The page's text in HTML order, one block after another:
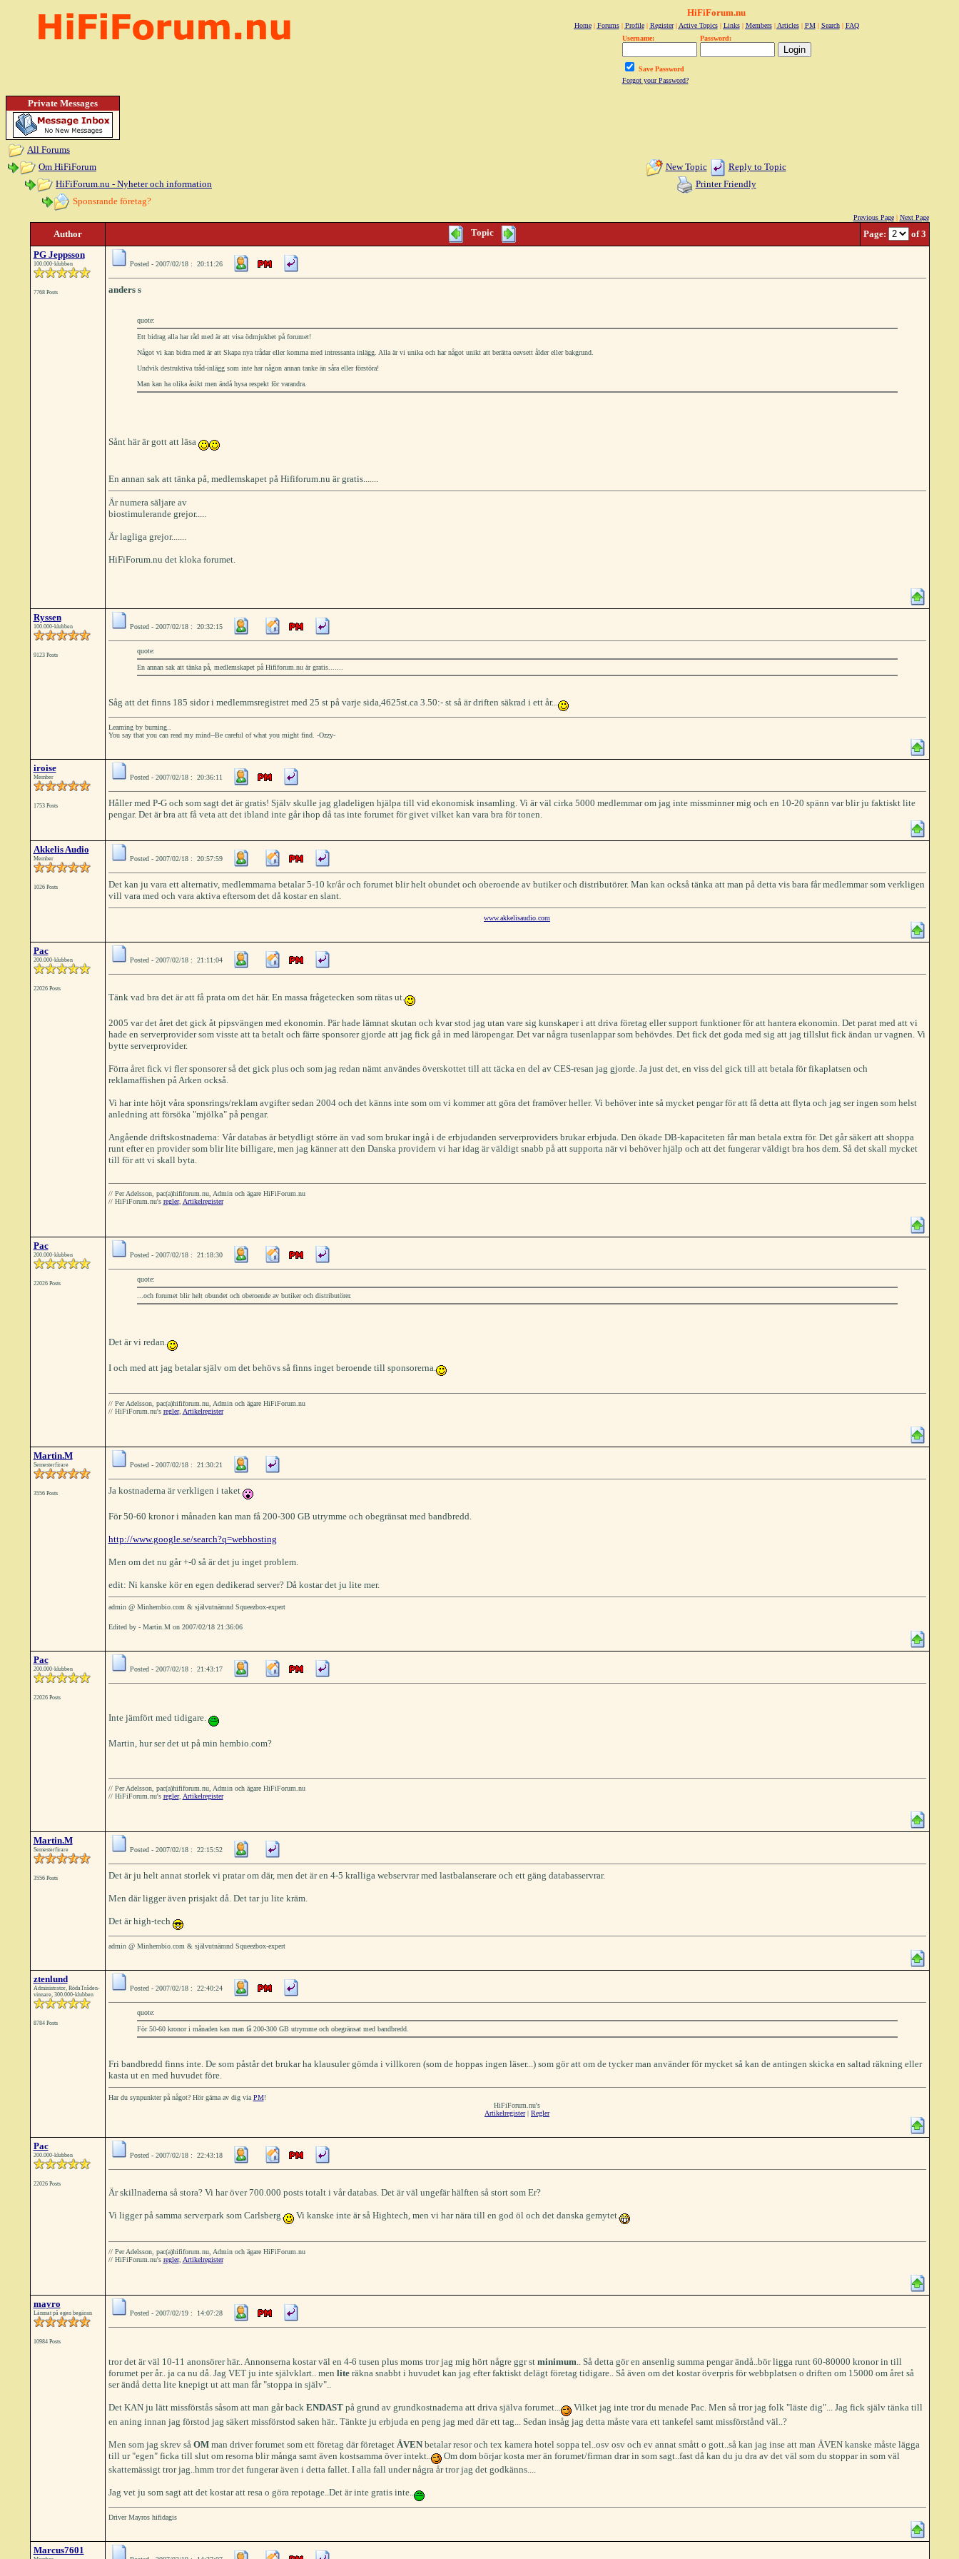
HiFiForum.nu
Home| Forums| Profile| Register| Active Topics| Links| Members| Articles| PM| Search| FAQ
Username:
Password:
Save Password
Forgot your Password?
Private Messages
All Forums
Om HiFiForum
HiFiForum.nu - Nyheter och information
Sponsrande företag?
New Topic
Reply to Topic
Printer Friendly
Previous Page| Next Page
Author Topic Page:
of 3
PG Jeppsson
100.000-klubben
7768 Posts
Posted - 2007/02/18 : 20:11:26
anders s
quote:
Ett bidrag alla har råd med är att visa ödmjukhet på forumet!
Något vi kan bidra med är att Skapa nya trådar eller komma med intressanta inlägg. Alla är vi unika och har något unikt att berätta oavsett ålder eller bakgrund.
Undvik destruktiva tråd-inlägg som inte har någon annan tanke än såra eller förstöra!
Man kan ha olika åsikt men ändå hysa respekt för varandra.
Sånt här är gott att läsa
En annan sak att tänka på, medlemskapet på Hififorum.nu är gratis.......
Är numera säljare av
biostimulerande grejor.....
Är lagliga grejor.......
HiFiForum.nu det kloka forumet.
Ryssen
100.000-klubben
9123 Posts
Posted - 2007/02/18 : 20:32:15
quote:
En annan sak att tänka på, medlemskapet på Hififorum.nu är gratis.......
Såg att det finns 185 sidor i medlemmsregistret med 25 st på varje sida,4625st.ca 3.50:- st så är driften säkrad i ett år...
Learning by burning..
You say that you can read my mind--Be careful of what you might find. -Ozzy-
iroise
Member
1753 Posts
Posted - 2007/02/18 : 20:36:11
Håller med P-G och som sagt det är gratis! Själv skulle jag gladeligen hjälpa till vid ekonomisk insamling. Vi är väl cirka 5000 medlemmar om jag inte missminner mig och en 10-20 spänn var blir ju faktiskt lite
pengar. Det är bra att få veta att det ibland inte går ihop då tas inte forumet för givet vilket kan vara bra för tonen.
Akkelis Audio
Member
1026 Posts
Posted - 2007/02/18 : 20:57:59
Det kan ju vara ett alternativ, medlemmarna betalar 5-10 kr/år och forumet blir helt obundet och oberoende av butiker och distributörer. Man kan också tänka att man på detta vis bara får medlemmar som verkligen
vill vara med och vara aktiva eftersom det då kostar en slant.
www.akkelisaudio.com
Pac
200.000-klubben
22026 Posts
Posted - 2007/02/18 : 21:11:04
Tänk vad bra det är att få prata om det här. En massa frågetecken som rätas ut.
2005 var det året det gick åt pipsvängen med ekonomin. Pär hade lämnat skutan och kvar stod jag utan vare sig kunskaper i att driva företag eller support funktioner för att hantera ekonomin. Det parat med att vi
hade en serverprovider som visste att ta betalt och färre sponsorer gjorde att jag fick gå in med läropengar. Det var några tusenlappar som behövdes. Det fick det goda med sig att jag tillslut fick ändan ur vagnen. Vi
bytte serverprovider.
Förra året fick vi fler sponsorer så det gick plus och som jag redan nämt användes överskottet till att täcka en del av CES-resan jag gjorde. Ja just det, en viss del gick till att betala för fikaplatsen och
reklamaffishen på Arken också.
Vi har inte höjt våra sponsrings/reklam avgifter sedan 2004 och det känns inte som om vi kommer att göra det framöver heller. Vi behöver inte så mycket pengar för att få detta att flyta och jag ser ingen som helst
anledning att försöka "mjölka" på pengar.
Angående driftskostnaderna: Vår databas är betydligt större än vad som brukar ingå i de erbjudanden serverproviders brukar erbjuda. Den ökade DB-kapaciteten får man betala extra för. Det går säkert att shoppa
runt efter en provider som blir lite billigare, men jag känner att den Danska providern vi har idag är väldigt snabb på att supporta när vi behöver hjälp och att det fungerar väldigt bra hos dem. Så det skall mycket
till för att vi skall byta.
// Per Adelsson, pac(a)hififorum.nu, Admin och ägare HiFiForum.nu
// HiFiForum.nu's regler, Artikelregister
Pac
200.000-klubben
22026 Posts
Posted - 2007/02/18 : 21:18:30
quote:
...och forumet blir helt obundet och oberoende av butiker och distributörer.
Det är vi redan.
I och med att jag betalar själv om det behövs så finns inget beroende till sponsorerna.
// Per Adelsson, pac(a)hififorum.nu, Admin och ägare HiFiForum.nu
// HiFiForum.nu's regler, Artikelregister
Martin.M
Semesterfirare
3556 Posts
Posted - 2007/02/18 : 21:30:21
Ja kostnaderna är verkligen i taket
För 50-60 kronor i månaden kan man få 200-300 GB utrymme och obegränsat med bandbredd.
http://www.google.se/search?q=webhosting
Men om det nu går +-0 så är det ju inget problem.
edit: Ni kanske kör en egen dedikerad server? Då kostar det ju lite mer.
admin @ Minhembio.com & självutnämnd Squeezbox-expert
Edited by - Martin.M on 2007/02/18 21:36:06
Pac
200.000-klubben
22026 Posts
Posted - 2007/02/18 : 21:43:17
Inte jämfört med tidigare.
Martin, hur ser det ut på min hembio.com?
// Per Adelsson, pac(a)hififorum.nu, Admin och ägare HiFiForum.nu
// HiFiForum.nu's regler, Artikelregister
Martin.M
Semesterfirare
3556 Posts
Posted - 2007/02/18 : 22:15:52
Det är ju helt annat storlek vi pratar om där, men det är en 4-5 kralliga webservrar med lastbalanserare och ett gäng databasservrar.
Men där ligger även prisjakt då. Det tar ju lite kräm.
Det är high-tech
admin @ Minhembio.com & självutnämnd Squeezbox-expert
ztenlund
Administrator, RödaTråden-
vinnare, 300.000-klubben
8784 Posts
Posted - 2007/02/18 : 22:40:24
quote:
För 50-60 kronor i månaden kan man få 200-300 GB utrymme och obegränsat med bandbredd.
Fri bandbredd finns inte. De som påstår det brukar ha klausuler gömda i villkoren (som de hoppas ingen läser...) som gör att om de tycker man använder för mycket så kan de antingen skicka en saltad räkning eller
kasta ut en med huvudet före.
Har du synpunkter på något? Hör gärna av dig via PM!
HiFiForum.nu's
Artikelregister| Regler
Pac
200.000-klubben
22026 Posts
Posted - 2007/02/18 : 22:43:18
Är skillnaderna så stora? Vi har över 700.000 posts totalt i vår databas. Det är väl ungefär hälften så stort som Er?
Vi ligger på samma serverpark som Carlsberg. Vi kanske inte är så Hightech, men vi har nära till en god öl och det danska gemytet.
// Per Adelsson, pac(a)hififorum.nu, Admin och ägare HiFiForum.nu
// HiFiForum.nu's regler, Artikelregister
mayro
Lämnat på egen begäran
10984 Posts
Posted - 2007/02/19 : 14:07:28
tror det är väl 10-11 anonsörer här.. Annonserna kostar väl en 4-6 tusen plus moms tror jag mig hört någre ggr st minimum.. Så detta gör en ansenlig summa pengar ändå..bör ligga runt 60-80000 kronor in till
forumet per år.. ja ca nu då. Jag VET ju inte självklart.. men literäkna snabbt i huvudet kan jag efter faktiskt delägt företag tidigare.. Så även om det kostar överpris för webbplatsen o driften om 15000 om året så
ser ändå detta lite knepigt ut att man får "stoppa in själv"..
Det KAN ju lätt missförstås såsom att man går back ENDASTpå grund av grundkostnaderna att driva själva forumet...
Vilket jag inte tror du menade Pac. Men så tror jag folk "läste dig"... Jag fick själv tänka till
en aning innan jag förstod jag säkert missförstod saken här.. Tänkte ju erbjuda en peng jag med där ett tag... Sedan insåg jag detta måste vara ett tankefel samt missförstånd väl..?
Men som jag skrev så OMman driver forumet som ett företag där företaget ÄVEN betalar resor och tex kamera hotel soppa tel..osv osv och ev annat smått o gott..så kan jag inse att man ÄVEN kanske måste lägga
till ur "egen" ficka till slut om resorna blir många samt även kostsamma över intekt..
Om dom börjar kosta mer än forumet/firman drar in som sagt..fast då kan du ju dra av det väl som du stoppar in som väl
skattemässigt tror jag..hmm tror det fungerar även i detta fallet. I alla fall under några år tror jag det godkänns....
Jag vet ju som sagt att det kostar att resa o göra repotage..Det är inte gratis inte..
Driver Mayros hifidagis
Marcus7601